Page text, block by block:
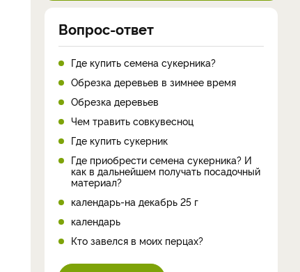
Вопрос-ответ
Где купить семена сукерника?
Обрезка деревьев в зимнее время
Обрезка деревьев
Чем травить совкувесноц
Где купить сукерник
Где приобрести семена сукерника? И
как в дальнейшем получать посадочный
материал?
календарь-на декабрь 25 г
календарь
Кто завелся в моих перцах?